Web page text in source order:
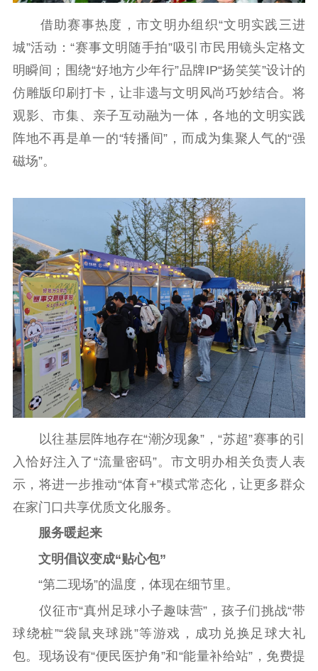
红色资源保护利
用
新闻出版
精品出版 全民阅读
出版监管
扫黄打非
电影创作 电影市场
机关党建
党建要闻 学习在线
文化人才
紫金人才 职称评审
数据资源
公共服务
提升资源库
政务服务
登记服务
科研创新
服务管理平台
智库服务
管理平台
文艺创作
服务管理
文化产业
统计分析
数字出版
电影
服务
理论宣讲
共建共享平台
责任编辑注册
业务申报系统
借助赛事热度，市文明办组织“文明实践三进
城”活动：“赛事文明随手拍”吸引市民用镜头定格文
明瞬间；围绕“好地方少年行”品牌IP“扬笑笑”设计的
仿雕版印刷打卡，让非遗与文明风尚巧妙结合。将
观影、市集、亲子互动融为一体，各地的文明实践
阵地不再是单一的“转播间”，而成为集聚人气的“强
磁场”。
以往基层阵地存在“潮汐现象”，“苏超”赛事的引
入恰好注入了“流量密码”。市文明办相关负责人表
示，将进一步推动“体育+”模式常态化，让更多群众
在家门口共享优质文化服务。
服务暖起来
文明倡议变成“贴心包”
“第二现场”的温度，体现在细节里。
仪征市“真州足球小子趣味营”，孩子们挑战“带
球绕桩”“袋鼠夹球跳”等游戏，成功兑换足球大礼
包。现场设有“便民医护角”和“能量补给站”，免费提